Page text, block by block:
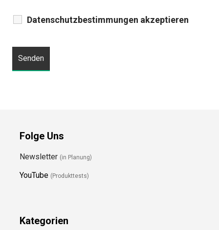
Datenschutzbestimmungen akzeptieren
Folge Uns
Newsletter (in Planung)
YouTube (Produkttests)
Kategorien